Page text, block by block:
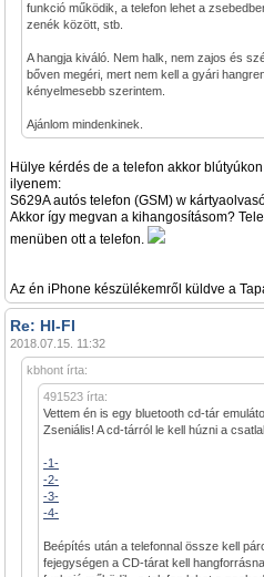
funkció működik, a telefon lehet a
zenék között, stb.
A hangja kiváló. Nem halk, nem zajos és
bőven megéri, mert nem kell a gyári
kényelmesebb szerintem.
Ajánlom mindenkinek.
Hülye kérdés de a telefon akkor
ilyenem:
S629A autós telefon (GSM) w
Akkor így megvan a kihangosításom?
menüben ott a telefon.
Az én iPhone készülékemről küldve a
Re: HI-FI
2018.07.15. 11:32
kbhont írta:
491523 írta:
Vettem én is egy bluetooth cd-tár
Zseniális! A cd-tárról le kell húzni a
-1-
-2-
-3-
-4-
Beépítés után a telefonnal össze kell
fejegységen a CD-tárat kell